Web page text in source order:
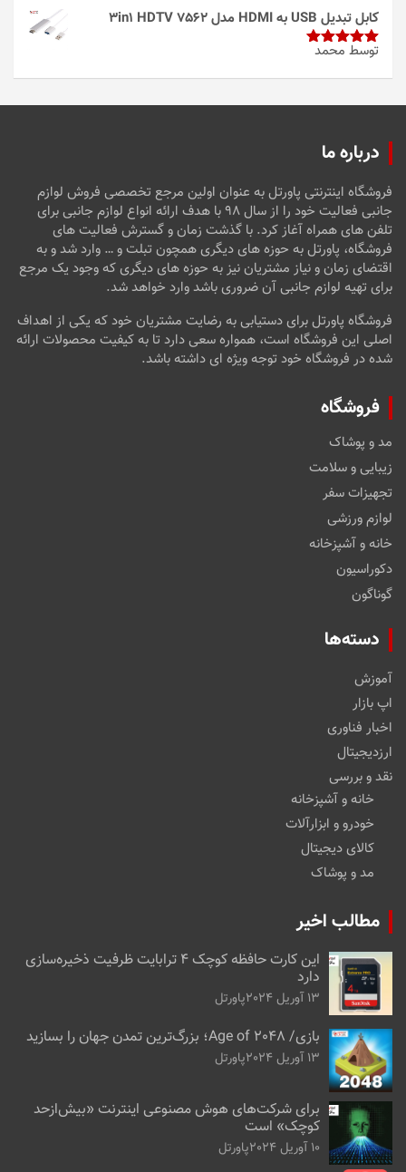
از 5
کابل تبدیل USB به HDMI مدل 3in1 HDTV 7562
امتیاز5از
توسط محمد
درباره ما
فروشگاه اینترنتی پاورتل به عنوان اولین مرجع تخصصی فروش لوازم
جانبی فعالیت خود را از سال ۹۸ با هدف ارائه انواع لوازم جانبی برای
تلفن های همراه آغاز کرد. با گذشت زمان و گسترش فعالیت های
فروشگاه، پاورتل به حوزه های دیگری همچون تبلت و … وارد شد و به
اقتضای زمان و نیاز مشتریان نیز به حوزه های دیگری که وجود یک مرجع
برای تهیه لوازم جانبی آن ضروری باشد وارد خواهد شد.
فروشگاه پاورتل برای دستیابی به رضایت مشتریان خود که یکی از اهداف
اصلی این فروشگاه است، همواره سعی دارد تا به کیفیت محصولات ارائه
شده در فروشگاه خود توجه ویژه ای داشته باشد.
فروشگاه
مد و پوشاک
زیبایی و سلامت
تجهیزات سفر
لوازم ورزشی
خانه و آشپزخانه
دکوراسیون
گوناگون
دسته‌ها
آموزش
اپ بازار
اخبار فناوری
ارزدیجیتال
نقد و بررسی
خانه و آشپزخانه
خودرو و ابزارآلات
کالای دیجیتال
مد و پوشاک
مطالب اخیر
این کارت حافظه کوچک ۴ ترابایت ظرفیت ذخیره‌سازی
دارد
13 آوریل 2024 پاورتل
بازی/ Age of 2048؛ بزرگ‌ترین تمدن جهان را بسازید
13 آوریل 2024 پاورتل
برای شرکت‌های هوش مصنوعی اینترنت «بیش‌از‌حد
کوچک» است
10 آوریل 2024 پاورتل